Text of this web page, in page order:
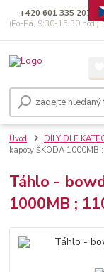
+420 601 335 207
(Po-Pá, 9:30-15:30 hod.)
Úvod DÍLY DLE
kapoty ŠKODA 1000MB
Táhlo -
1000MB ;